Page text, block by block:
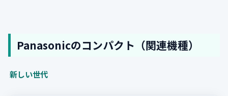
Panasonicのコンパクト（関連機種）
新しい世代